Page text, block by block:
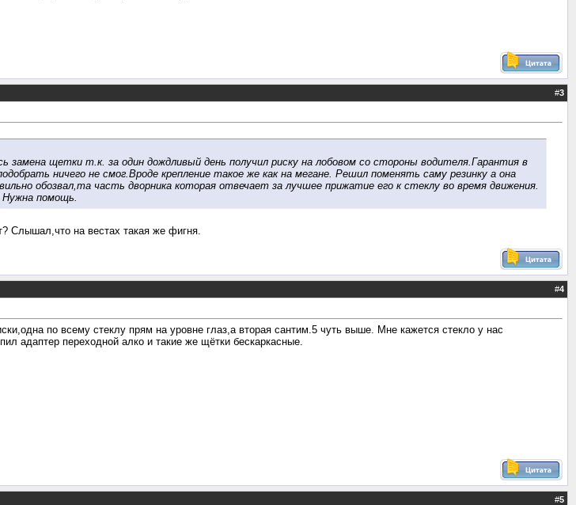
#3
замена щетки т.к. за один дождливый день получил риску на лобовом со стороны водителя.Гарантия в
ничего не смог.Вроде крепление такое же как на мегане. Решил поменять саму резинку а она
обозвал,та часть дворника которая отвечает за лучшее прижатие его к стеклу во время движения.
помощь.
Слышал,что на вестах такая же фигня.
#4
по всему стеклу прям на уровне глаз,а вторая сантим.5 чуть выше. Мне кажется стекло у нас
адаптер переходной алко и такие же щётки бескаркасные.
#5